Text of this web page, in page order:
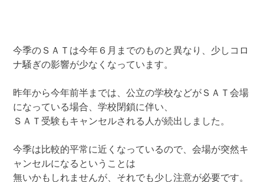
今季のＳＡＴは今年６月までのものと異なり、少しコロ
ナ騒ぎの影響が少なくなっています。
昨年から今年前半までは、公立の学校などがＳＡＴ会場
になっている場合、学校閉鎖に伴い、
ＳＡＴ受験もキャンセルされる人が続出しました。
今季は比較的平常に近くなっているので、会場が突然キ
ャンセルになるということは
無いかもしれませんが、それでも少し注意が必要です。